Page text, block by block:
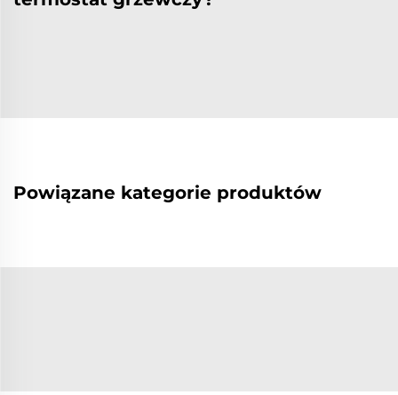
Powiązane kategorie produktów